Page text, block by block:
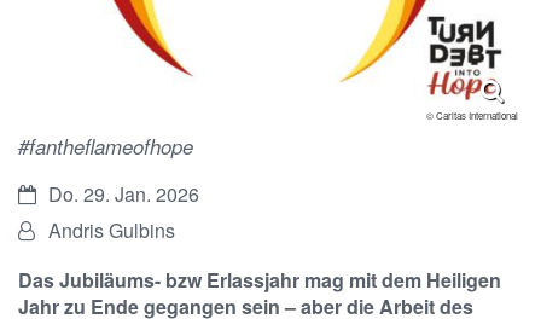
© Caritas International
#fantheflameofhope
Datum:Do. 29. Jan. 2026
Von:Andris Gulbins
Das Jubiläums- bzw Erlassjahr mag mit dem Heiligen
Jahr zu Ende gegangen sein – aber die Arbeit des